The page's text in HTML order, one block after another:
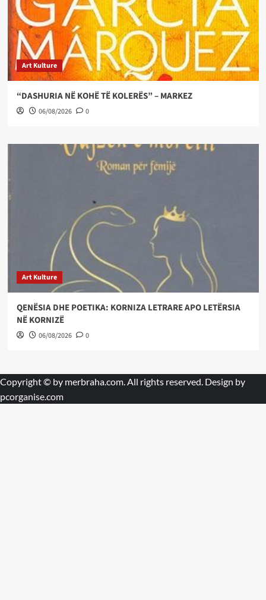
Art Kulture
“DASHURIA NË KOHË TË KOLERËS” – MARKEZ
06/08/2026 0
Art Kulture
QENËSIA DHE POETIKA: KORNIZA LETRARE APO LETËRSIA
NË KORNIZË
06/08/2026 0
Copyright © by merbraha.com. All rights reserved. Design by
pcorganise.com